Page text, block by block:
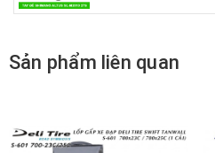
Sản phẩm liên quan